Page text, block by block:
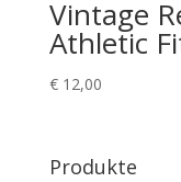
Vintage
Athletic
€12,00
Produkte